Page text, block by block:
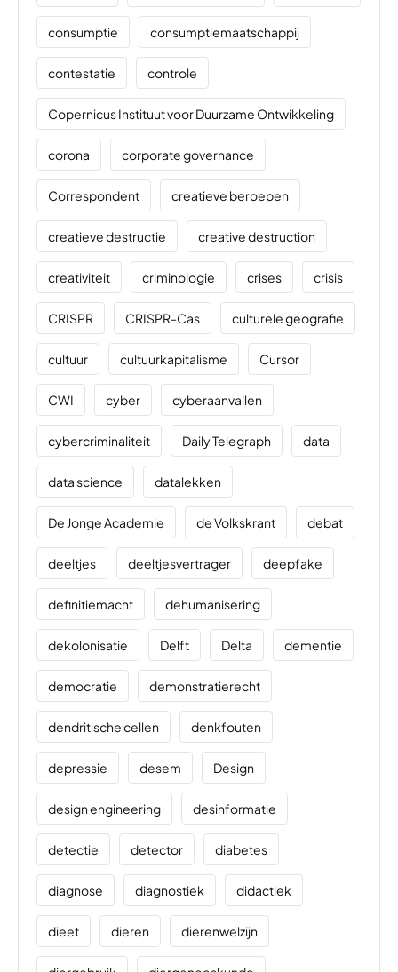
consumptie consumptiemaatschappij
contestatie controle
Copernicus Instituut voor Duurzame Ontwikkeling
corona corporate governance
Correspondent creatieve beroepen
creatieve destructie creative destruction
creativiteit criminologie crises crisis
CRISPR CRISPR-Cas culturele geografie
cultuur cultuurkapitalisme Cursor
CWI cyber cyberaanvallen
cybercriminaliteit Daily Telegraph data
data science datalekken
De Jonge Academie de Volkskrant debat
deeltjes deeltjesvertrager deepfake
definitiemacht dehumanisering
dekolonisatie Delft Delta dementie
democratie demonstratierecht
dendritische cellen denkfouten
depressie desem Design
design engineering desinformatie
detectie detector diabetes
diagnose diagnostiek didactiek
dieet dieren dierenwelzijn